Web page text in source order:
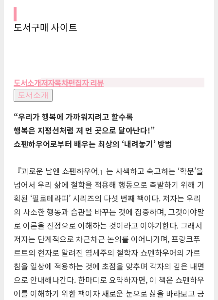
도서구매 사이트
도서소개저자목차편집자 리뷰
도서소개
“우리가 행복에 가까워지려고 할수록
행복은 지평선처럼 저 먼 곳으로 달아난다!”
쇼펜하우어로부터 배우는 최상의 ‘내려놓기’ 방법
『괴로운 날엔 쇼펜하우어』는 사색하고 숙고하는 ‘학문’을
넘어서 우리 삶에 철학을 적용해 행동으로 촉발하기 위해 기
획된 ‘필로테라피’ 시리즈의 다섯 번째 책이다. 저자는 우리
의 사소한 행동과 습관을 바꾸는 것에 집중하며, 그것이야말
로 이론을 진정으로 이해하는 것이라고 이야기한다. 그래서
저자는 단계적으로 차근차근 논의를 이어나가며, 프랑크푸
르트의 현자로 알려진 염세주의 철학자 쇼펜하우어의 가르
침을 일상에 적용하는 것에 초점을 맞추며 각자의 깊은 내면
으로 안내해나간다. 한마디로 요약하자면, 이 책은 쇼펜하우
어를 이해하기 위한 책이자 새로운 눈으로 삶을 바라보고 긍